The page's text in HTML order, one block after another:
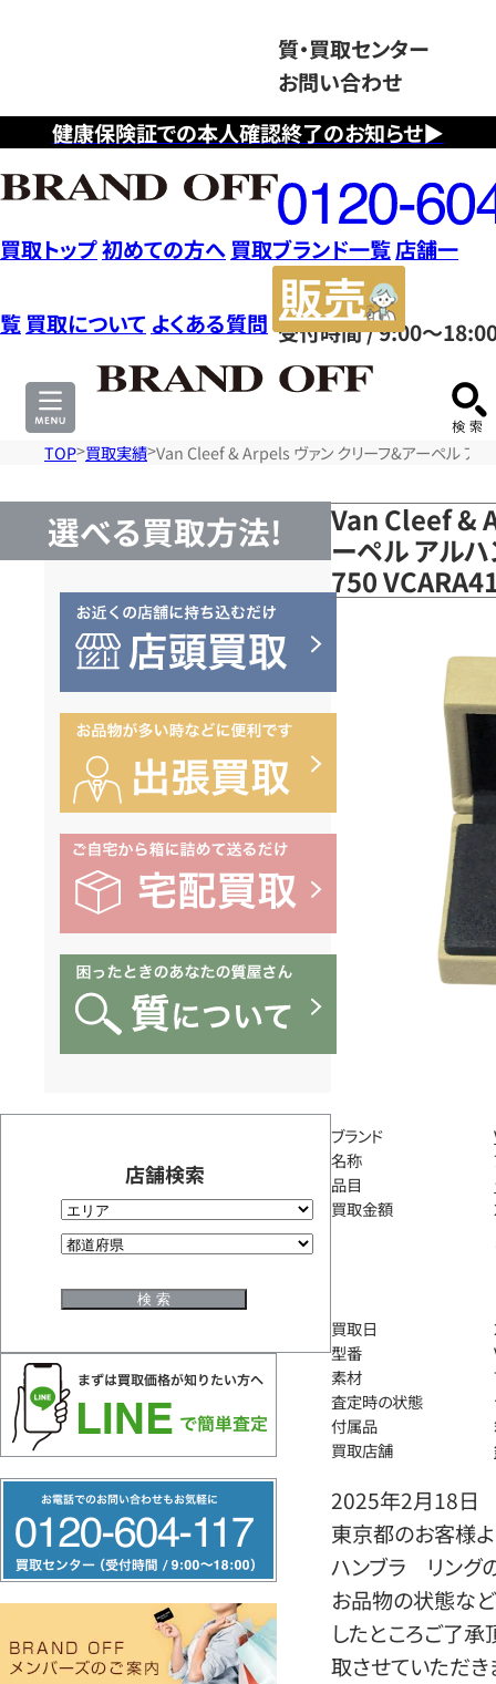
健康保険証での本人確認終了のお知らせ▶
質・買取センター
お問い合わせ
フ
リ
ー
ダ
イ
ヤ
ル
0120604117
受付時間 / 9:00～
買取トップ初めての方へ 買取ブランド一覧店舗一
覧 買取について よくある質問
サ
TOP 買取実績 Van Cleef & Arpels ヴァン クリーフ&アーペル ア
選べる買取方法!
店舗検索
リ
ー
ヤ
Van Cleef &
ーペル アル
750
ブランド
名称
品目
買取金額
買取日
型番
素材
査定時の状態
付属品
買取店舗
2025年2月18日
東京都のお客様
ハンブラ リング
お品物の状態など
したところご了
取させていただき